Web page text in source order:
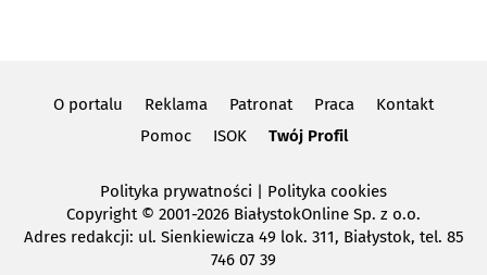
O portalu Reklama Patronat Praca
Kontakt
Pomoc
ISOK Twój Profil
Polityka prywatności | Polityka cookies
Copyright© 2001-2026 BiałystokOnline Sp. z o.o.
Adres redakcji: ul. Sienkiewicza 49 lok. 311, Białystok, tel. 85
746 07 39